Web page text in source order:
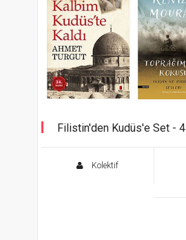
Filistin'den Kudüs'e Set - 4
Kolektif